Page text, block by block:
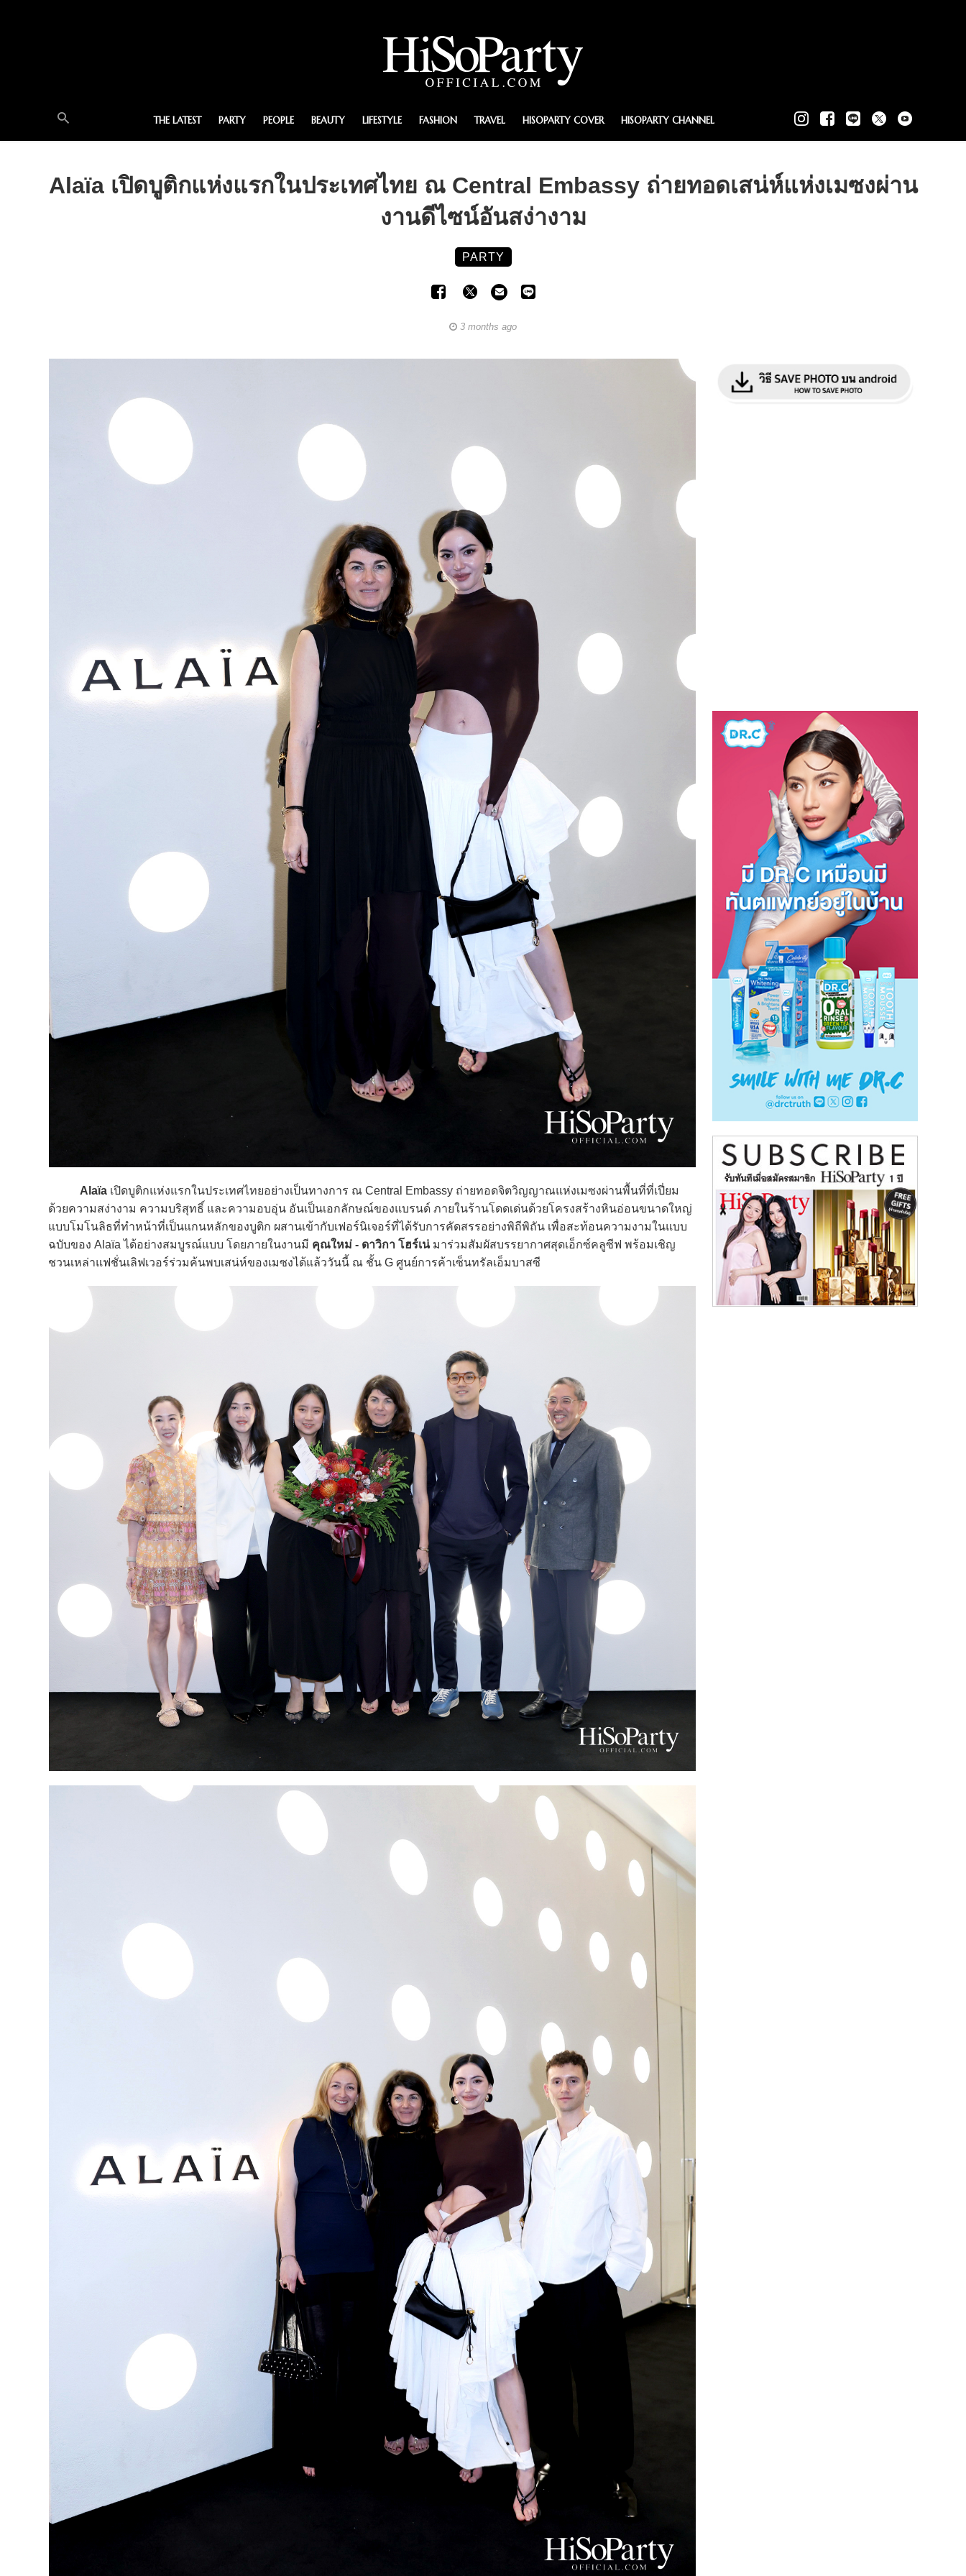
THE LATEST PARTY PEOPLE BEAUTY LIFESTYLE FASHION TRAVEL HISOPARTY COVER HISOPARTY CHANNEL
Alaïa เปิดบูติกแห่งแรกในประเทศไทย ณ Central Embassy ถ่ายทอดเสน่ห์แห่งเมซงผ่าน
งานดีไซน์อันสง่างาม
PARTY
3 months ago
Alaïa เปิดบูติกแห่งแรกในประเทศไทยอย่างเป็นทางการ ณ Central Embassy ถ่ายทอดจิตวิญญาณแห่งเมซงผ่านพื้นที่ที่เปี่ยม
ด้วยความสง่างาม ความบริสุทธิ์ และความอบอุ่น อันเป็นเอกลักษณ์ของแบรนด์ ภายในร้านโดดเด่นด้วยโครงสร้างหินอ่อนขนาดใหญ่
แบบโมโนลิธที่ทำหน้าที่เป็นแกนหลักของบูติก ผสานเข้ากับเฟอร์นิเจอร์ที่ได้รับการคัดสรรอย่างพิถีพิถัน เพื่อสะท้อนความงามในแบบ
ฉบับของ Alaïa ได้อย่างสมบูรณ์แบบ โดยภายในงานมี คุณใหม่ - ดาวิกา โฮร์เน่มาร่วมสัมผัสบรรยากาศสุดเอ็กซ์คลูซีฟ พร้อมเชิญ
ชวนเหล่าแฟชั่นเลิฟเวอร์ร่วมค้นพบเสน่ห์ของเมซงได้แล้ววันนี้ ณ ชั้น G ศูนย์การค้าเซ็นทรัลเอ็มบาสซี